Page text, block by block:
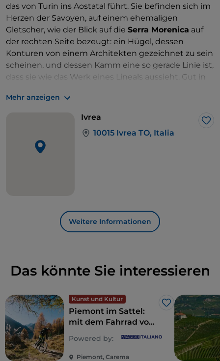
das von Turin ins Aostatal führt. Sie befinden sich im
Herzen der Savoyen, auf einem ehemaligen
Gletscher, wie der Blick auf die Serra Morenica auf
der rechten Seite bezeugt: ein Hügel, dessen
Konturen von einem Architekten gezeichnet zu sein
scheinen, und dessen Kamm eine so gerade Linie ist,
dass sie wie das Werk eines Lineals aussieht. Gut in
des Tals, angetrieben vom Wind, der einen nach gut
281 Kilometern an der Grenze zum Aostatal begrüßt.
Mehr anzeigen
Ivrea
10015 Ivrea TO, Italia
Weitere Informationen
Das könnte Sie interessieren
Kunst und Kultur
Like
Piemont im Sattel:
mit dem Fahrrad von
Carema nach
Comignago
Powered by:
Piemont, Carema